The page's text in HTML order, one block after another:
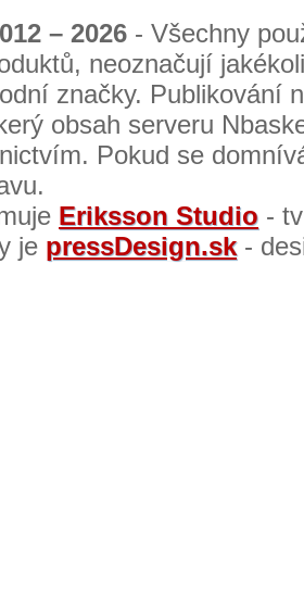
– 2026 - Všechny
neoznačují
značky. Publikování
obsah serveru
Pokud se
Eriksson Studio -
je pressDesign.sk-